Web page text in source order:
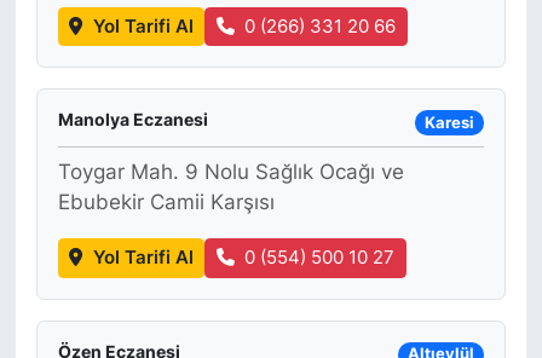
Yol Tarifi Al 0 (266) 331 20 66
Manolya Eczanesi Karesi
Toygar Mah. 9 Nolu Sağlık Ocağı ve
Ebubekir Camii Karşısı
Yol Tarifi Al 0 (554) 500 10 27
Özen Eczanesi Altıeylül